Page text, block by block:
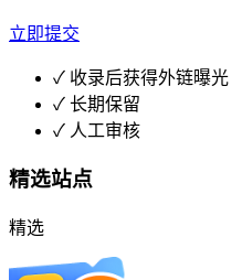
立即提交
✓ 收录后获得外链曝光
✓ 长期保留
✓ 人工审核
精选站点
精选